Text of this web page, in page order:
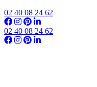
02 40 08 24 62
02 40 08 24 62